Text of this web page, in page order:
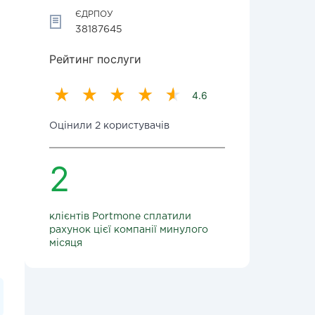
ЄДРПОУ
38187645
Рейтинг послуги
4.6
Оцінили 2 користувачів
2
клієнтів Portmone сплатили
рахунок цієї компанії минулого
місяця